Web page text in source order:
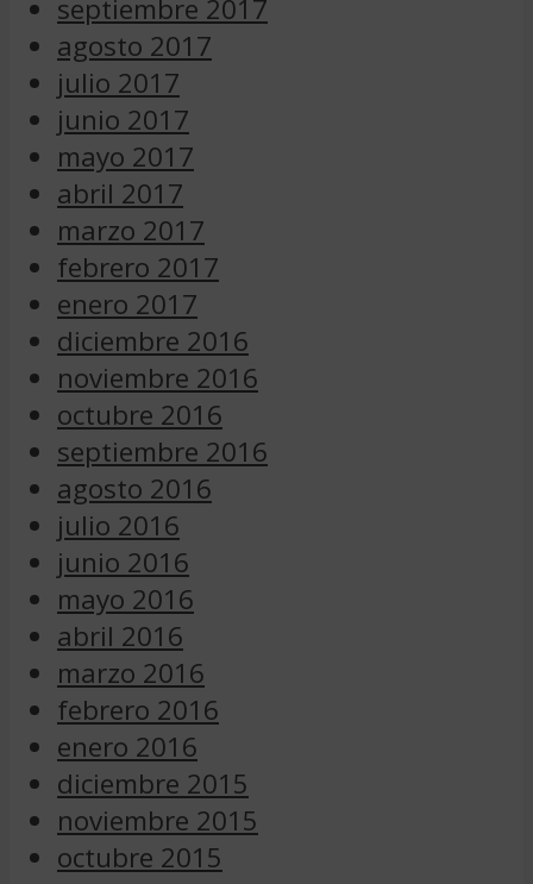
septiembre 2017
agosto 2017
julio 2017
junio 2017
mayo 2017
abril 2017
marzo 2017
febrero 2017
enero 2017
diciembre 2016
noviembre 2016
octubre 2016
septiembre 2016
agosto 2016
julio 2016
junio 2016
mayo 2016
abril 2016
marzo 2016
febrero 2016
enero 2016
diciembre 2015
noviembre 2015
octubre 2015